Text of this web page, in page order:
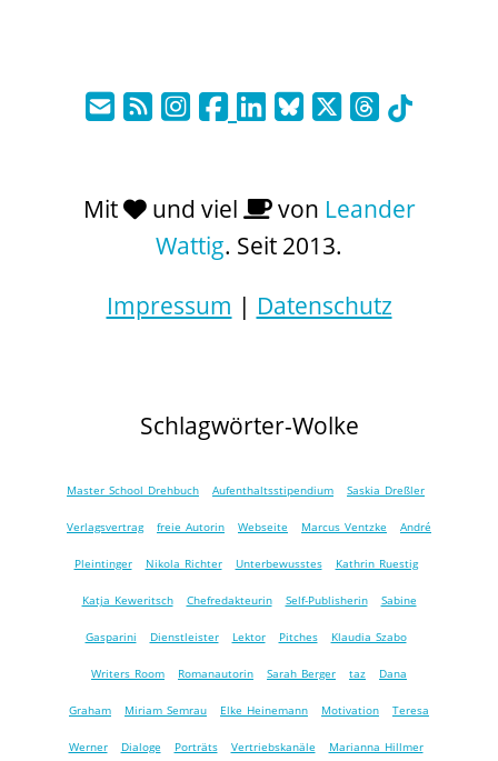
Mit und viel von Leander
Wattig. Seit 2013.
Impressum | Datenschutz
Schlagwörter-Wolke
Master School Drehbuch Aufenthaltsstipendium Saskia Dreßler
Verlagsvertrag freie Autorin Webseite Marcus Ventzke André
Pleintinger Nikola Richter Unterbewusstes Kathrin Ruestig
Katja Keweritsch Chefredakteurin Self-Publisherin Sabine
Gasparini Dienstleister Lektor Pitches Klaudia Szabo
Writers Room Romanautorin Sarah Berger taz Dana
Graham Miriam Semrau Elke Heinemann Motivation Teresa
Werner Dialoge Porträts Vertriebskanäle Marianna Hillmer